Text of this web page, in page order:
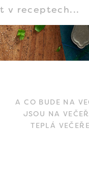
A CO BUDE NA
JSOU NA
TEPLÁ